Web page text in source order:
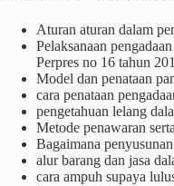
Aturan aturan dalam
Pelaksanaan
Perpres no 16 tahun
Model dan penataan
cara penataan
pengetahuan lelang
Metode penawaran
Bagaimana
alur barang dan jasa
cara ampuh supaya